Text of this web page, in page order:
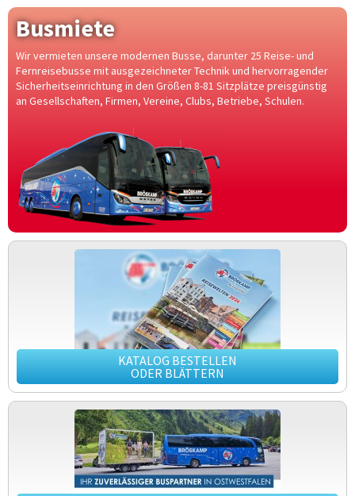
Busmiete
Wir vermieten unsere modernen Busse, darunter 25 Reise- und
Fernreisebusse mit ausgezeichneter Technik und hervorragender
Sicherheitseinrichtung in den Größen 8-81 Sitzplätze preisgünstig
an Gesellschaften, Firmen, Vereine, Clubs, Betriebe, Schulen.
KATALOG BESTELLEN
ODER BLÄTTERN